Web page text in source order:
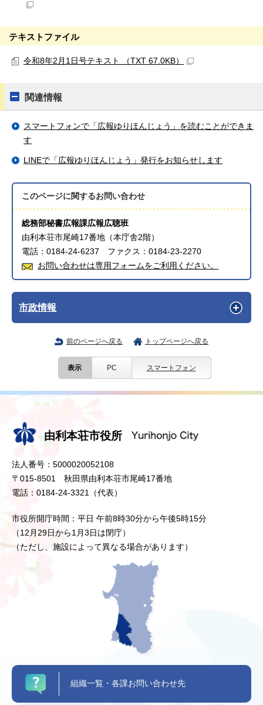
テキストファイル
令和8年2月1日号テキスト （TXT 67.0KB）
関連情報
スマートフォンで「広報ゆりほんじょう」を読むことができま
す
LINEで「広報ゆりほんじょう」発行をお知らせします
このページに関するお問い合わせ
総務部秘書広報課広報広聴班
由利本荘市尾崎17番地（本庁舎2階）
電話：0184-24-6237 ファクス：0184-23-2270
お問い合わせは専用フォームをご利用ください。
市政情報
前のページへ戻る トップページへ戻る
表示 PC スマートフォン
由利本荘市役所
法人番号：5000020052108
〒015-8501 秋田県由利本荘市尾崎17番地
電話：0184-24-3321（代表）
市役所開庁時間：平日 午前8時30分から午後5時15分
（12月29日から1月3日は閉庁）
（ただし、施設によって異なる場合があります）
組織一覧・各課お問い合わせ先